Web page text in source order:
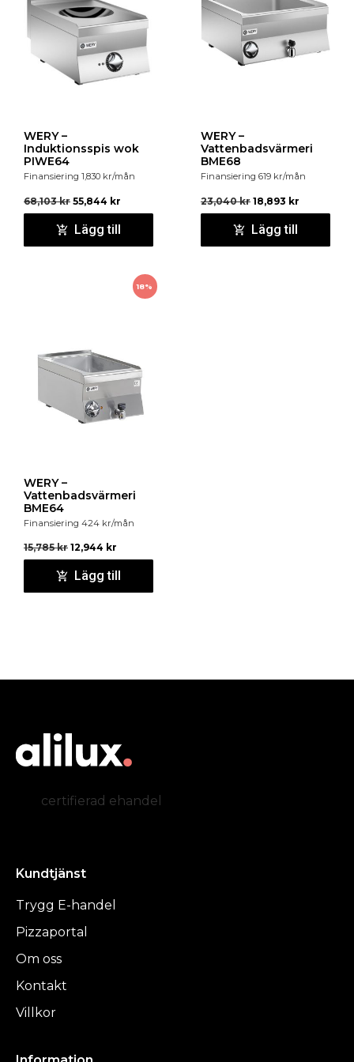
WERY –
Induktionsspis wok
PIWE64
Finansiering 1,830 kr/mån
68,103kr 55,844 kr
Lägg till
WERY –
Vattenbadsvärmeri
BME68
Finansiering 619 kr/mån
23,040kr 18,893 kr
Lägg till
18%
WERY –
Vattenbadsvärmeri
BME64
Finansiering 424 kr/mån
15,785kr 12,944 kr
Lägg till
certifierad ehandel
Kundtjänst
Trygg E-handel
Pizzaportal
Om oss
Kontakt
Villkor